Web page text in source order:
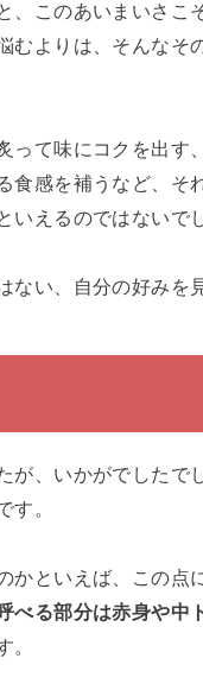
、このあいまいさこ
むよりは、そんなそ
って味にコクを出す
食感を補うなど、
いえるのではないで
い、自分の好みを
が、いかがでしたで
す。
かといえば、この点
べる部分は赤身や中
。